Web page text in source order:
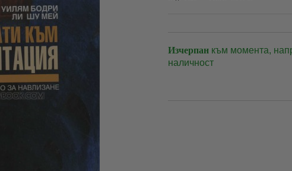
Изчерпан към момента,
наличност